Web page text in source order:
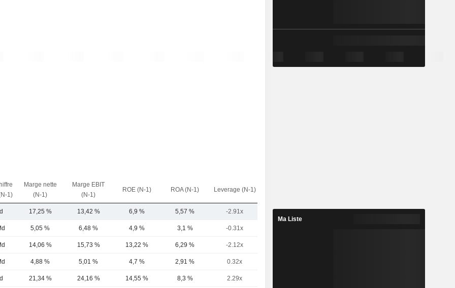
1)
Marge nette
(N-1)
Marge EBIT
(N-1)
ROE (N-1) ROA (N-1) Leverage (N-1)
17,25 % 13,42 % 6,9 % 5,57 % -2.91x
5,05 % 6,48 % 4,9 % 3,1 % -0.31x
14,06 % 15,73 % 13,22 % 6,29 % -2.12x
4,88 % 5,01 % 4,7 % 2,91 % 0.32x
21,34 % 24,16 % 14,55 % 8,3 % 2.29x
Ma Liste